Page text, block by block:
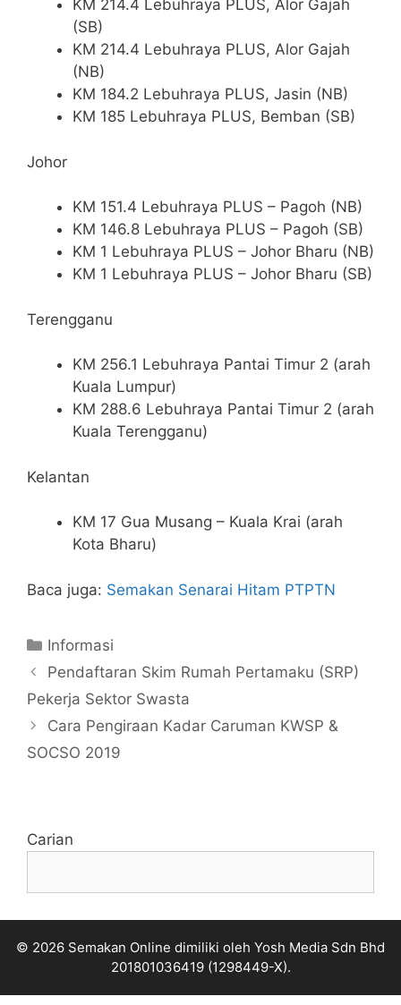
KM 214.4 Lebuhraya PLUS, Alor Gajah
(SB)
KM 214.4 Lebuhraya PLUS, Alor Gajah
(NB)
KM 184.2 Lebuhraya PLUS, Jasin (NB)
KM 185 Lebuhraya PLUS, Bemban (SB)
Johor
KM 151.4 Lebuhraya PLUS – Pagoh (NB)
KM 146.8 Lebuhraya PLUS – Pagoh (SB)
KM 1 Lebuhraya PLUS – Johor Bharu (NB)
KM 1 Lebuhraya PLUS – Johor Bharu (SB)
Terengganu
KM 256.1 Lebuhraya Pantai Timur 2 (arah
Kuala Lumpur)
KM 288.6 Lebuhraya Pantai Timur 2 (arah
Kuala Terengganu)
Kelantan
KM 17 Gua Musang – Kuala Krai (arah
Kota Bharu)
Baca juga: Semakan Senarai Hitam PTPTN
Categories
Informasi
Pendaftaran Skim Rumah Pertamaku (SRP)
Pekerja Sektor Swasta
Cara Pengiraan Kadar Caruman KWSP &
SOCSO 2019
Carian
© 2026 Semakan Online dimiliki oleh Yosh Media Sdn Bhd
201801036419 (1298449-X).